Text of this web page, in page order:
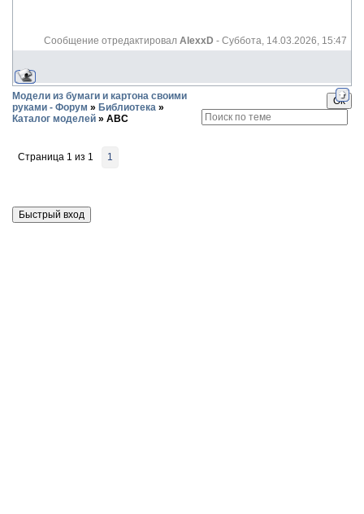
Сообщение отредактировал AlexxD - Суббота, 14.03.2026, 15:47
Модели из бумаги и картона своими
руками - Форум » Библиотека »
Каталог моделей » ABC
Страница 1 из 1 1